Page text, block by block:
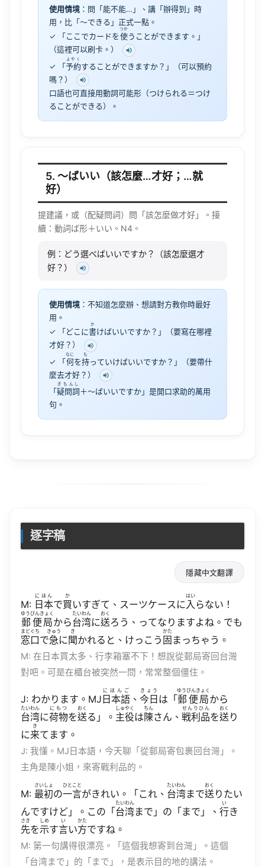
使用情境 ：問「能不能…」、講「辦得到」時
用，比「〜できる」正式一點。
✓ 「ここでカードを使
つか
うことができます。」
（這裡可以刷卡。）
✓ 「予約
よやく
することができますか？」（可以預約
嗎？）
口語也可直接用動詞可能形（つけられる＝つけ
ることができる）。
5. 〜ばいい（該怎麼…才好；…就
好）
提建議，或（配疑問詞）問「該怎麼做才好」。接
續：動詞ば形＋いい。N4。
例：どう選べばいいですか？（該怎麼選才
好？）
使用情境 ：不知道怎麼辦、想請對方教你時最好
用。
✓ 「どこに書
か
けばいいですか？」（要寫在哪裡
才好？）
✓ 「何
なに
を持
も
っていけばいいですか？」（要帶什
麼去才好？）
「疑問詞
ぎもんし
＋〜ばいいですか」是開口求助的萬用
句。
逐字稿
隱藏中文翻譯
M: 日本
にほん
で買
か
いすぎて、スーツケースに入
はい
らない！
郵便局
ゆうびんきょく
から台湾
たいわん
に送
おく
ろう、ってなりますよね。でも
窓口
まどぐち
で急
きゅう
に聞
き
かれると、けっこう 固
かた
まっちゃう。
M: 在日本買太多、行李箱塞不下！想說從郵局寄回台灣
對吧。可是在櫃台被突然一問，常常整個僵住。
J: わかります。MJ 日本語
にほんご
、 今日
きょう
は「郵便局
ゆうびんきょく
から
台湾
たいわん
に荷物
にもつ
を送
おく
る」。 主役
しゅやく
は陳
ちん
さん、 戦利品
せんりひん
を送
おく
り
に来
き
てます。
J: 我懂。MJ日本語，今天聊「從郵局寄包裹回台灣」。
主角是陳小姐，來寄戰利品的。
M: 最初
さいしょ
の一言
ひとこと
がきれい。「これ、 台湾
たいわん
まで送
おく
りたい
んですけど」。この「台湾
たいわん
まで」の「まで」、 行
い
き
先
さき
を示
しめ
す言
い
い方
かた
ですね。
M: 第一句講得很漂亮。「這個我想寄到台灣」。這個
「台湾まで」的「まで」，是表示目的地的講法。